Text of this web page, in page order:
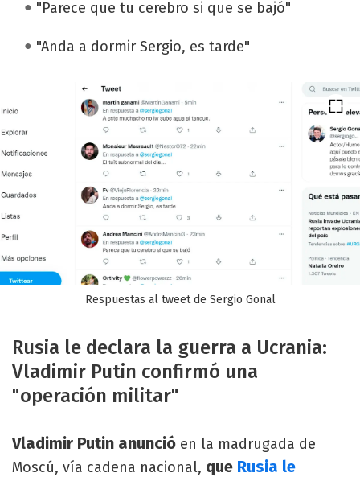
"Parece que tu cerebro si que se bajó"
"Anda a dormir Sergio, es tarde"
Respuestas al tweet de Sergio Gonal
Rusia le declara la guerra a Ucrania:
Vladimir Putin confirmó una
"operación militar"
Vladimir Putin anunció en la madrugada de
Moscú, vía cadena nacional, que Rusia le